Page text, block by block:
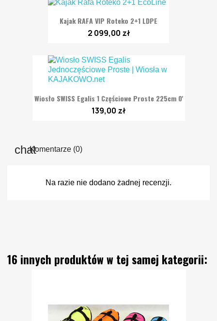
Kajak RAFA VIP Roteko 2+1 LDPE
2 099,00 zł
Wiosło SWISS Egalis 1 Częściowe Proste 225cm 0'
139,00 zł
Komentarze (0)
Na razie nie dodano żadnej recenzji.
16 innych produktów w tej samej kategorii: